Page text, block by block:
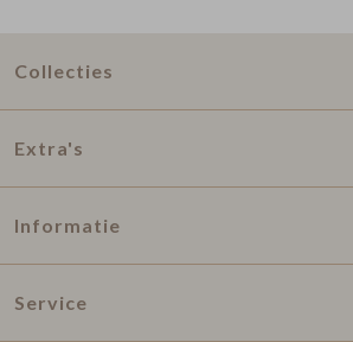
Collecties
Extra's
Informatie
Service